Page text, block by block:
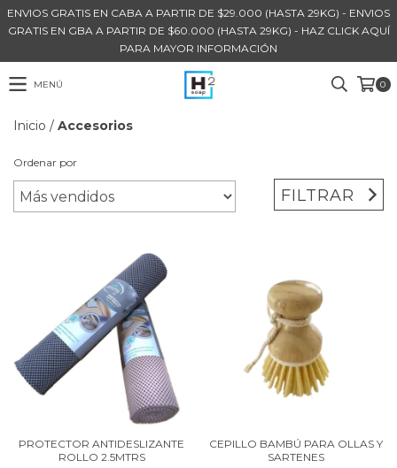
ENVIOS GRATIS EN CABA A PARTIR DE $29.000 (HASTA 29KG) - ENVIOS
GRATIS EN GBA A PARTIR DE $60.000 (HASTA 29KG) - HAZ CLICK AQUÍ
PARA MAYOR INFORMACIÓN
MENÚ 0
Inicio / Accesorios
Ordenar por
FILTRAR
PROTECTOR ANTIDESLIZANTE
ROLLO 2.5MTRS
CEPILLO BAMBÚ PARA OLLAS Y
SARTENES